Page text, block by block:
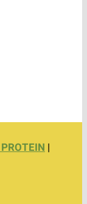
|